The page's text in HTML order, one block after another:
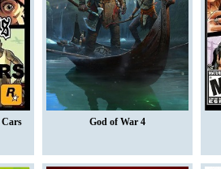
Cars God of War 4